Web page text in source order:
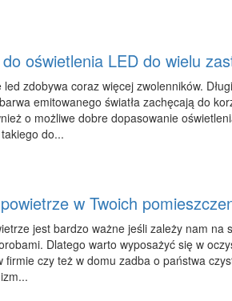
oświetlenia LED do wielu
led zdobywa coraz więcej zwolenników.
emitowanego światła zachęcają do
o możliwe dobre dopasowanie
do...
w Twoich
jest bardzo ważne jeśli zależy nam na
Dlatego warto wyposażyć się w
firmie czy też w domu zadba o państwa